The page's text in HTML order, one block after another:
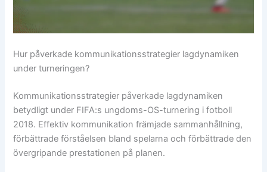
Hur påverkade kommunikationsstrategier lagdynamiken
under turneringen?
Kommunikationsstrategier påverkade lagdynamiken
betydligt under FIFA:s ungdoms-OS-turnering i fotboll
2018. Effektiv kommunikation främjade sammanhållning,
förbättrade förståelsen bland spelarna och förbättrade den
övergripande prestationen på planen.